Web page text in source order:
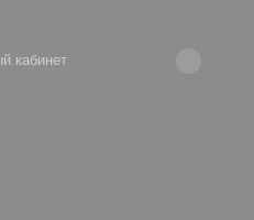
кабинет